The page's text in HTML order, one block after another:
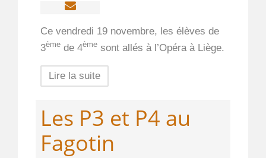
Ce vendredi 19 novembre, les élèves de
3ème de 4ème sont allés à l’Opéra à Liège.
Lire la suite
Les P3 et P4 au
Fagotin